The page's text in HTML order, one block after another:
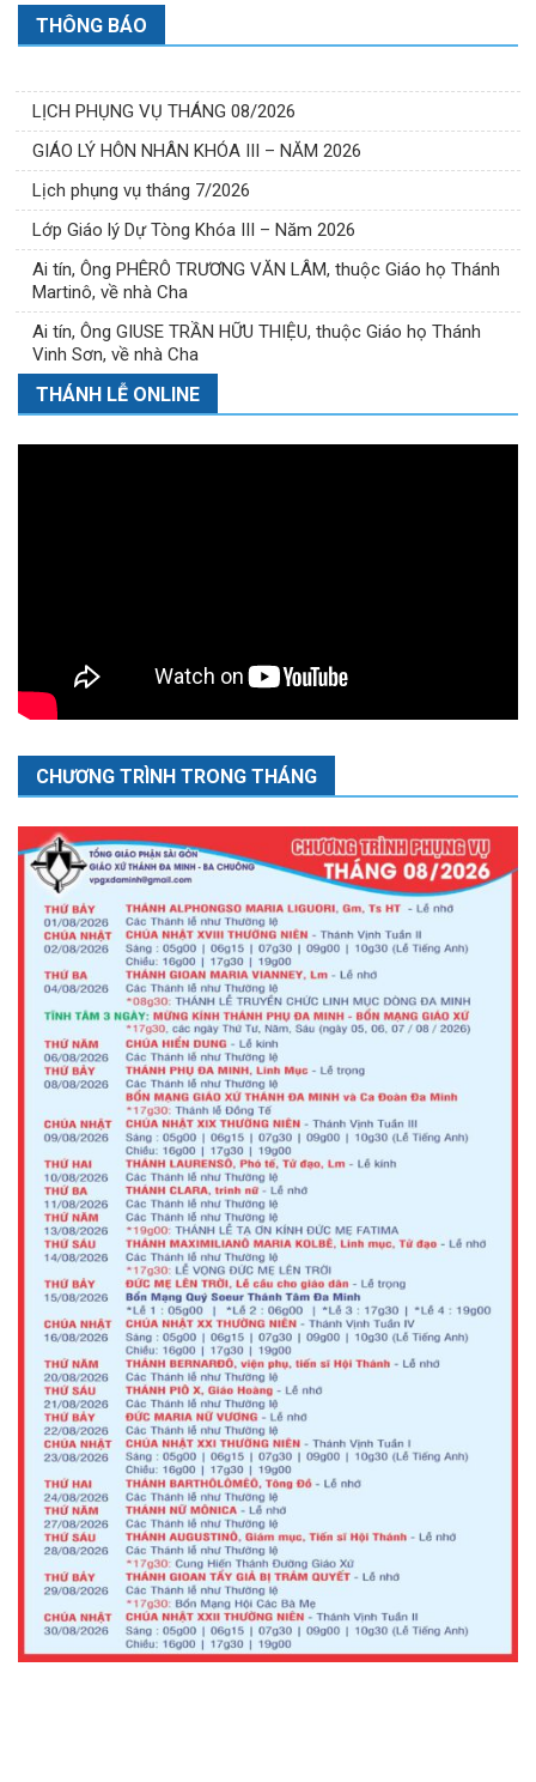
THÔNG BÁO
LỊCH PHỤNG VỤ THÁNG 08/2026
GIÁO LÝ HÔN NHÂN KHÓA III – NĂM 2026
Lịch phụng vụ tháng 7/2026
Lớp Giáo lý Dự Tòng Khóa III – Năm 2026
Ai tín, Ông PHÊRÔ TRƯƠNG VĂN LÂM, thuộc Giáo họ Thánh
Martinô, về nhà Cha
Ai tín, Ông GIUSE TRẦN HỮU THIỆU, thuộc Giáo họ Thánh
Vinh Sơn, về nhà Cha
THÁNH LỄ ONLINE
CHƯƠNG TRÌNH TRONG THÁNG